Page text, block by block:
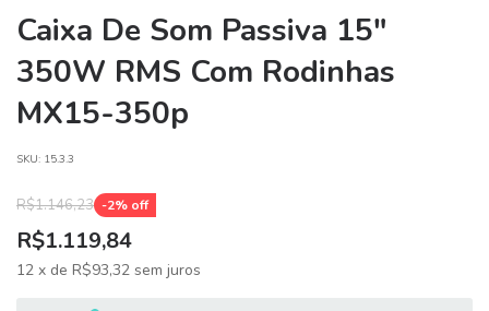
Caixa De Som Passiva 15"
350W RMS Com Rodinhas
MX15-350p
SKU: 15.3.3
R$1.146,23 -2% off
R$1.119,84
12 x de R$93,32 sem juros